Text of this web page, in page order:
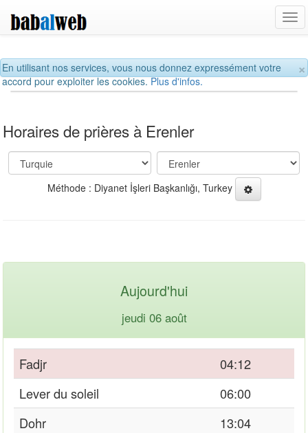
×
En utilisant nos services, vous nous donnez expressément votre
accord pour exploiter les cookies.Plus d'infos.
Horaires de prières à Erenler
Méthode : Diyanet İşleri Başkanlığı, Turkey
Aujourd'hui
jeudi 06 août
Fadjr
04:12
Lever du soleil
06:00
Dohr
13:04